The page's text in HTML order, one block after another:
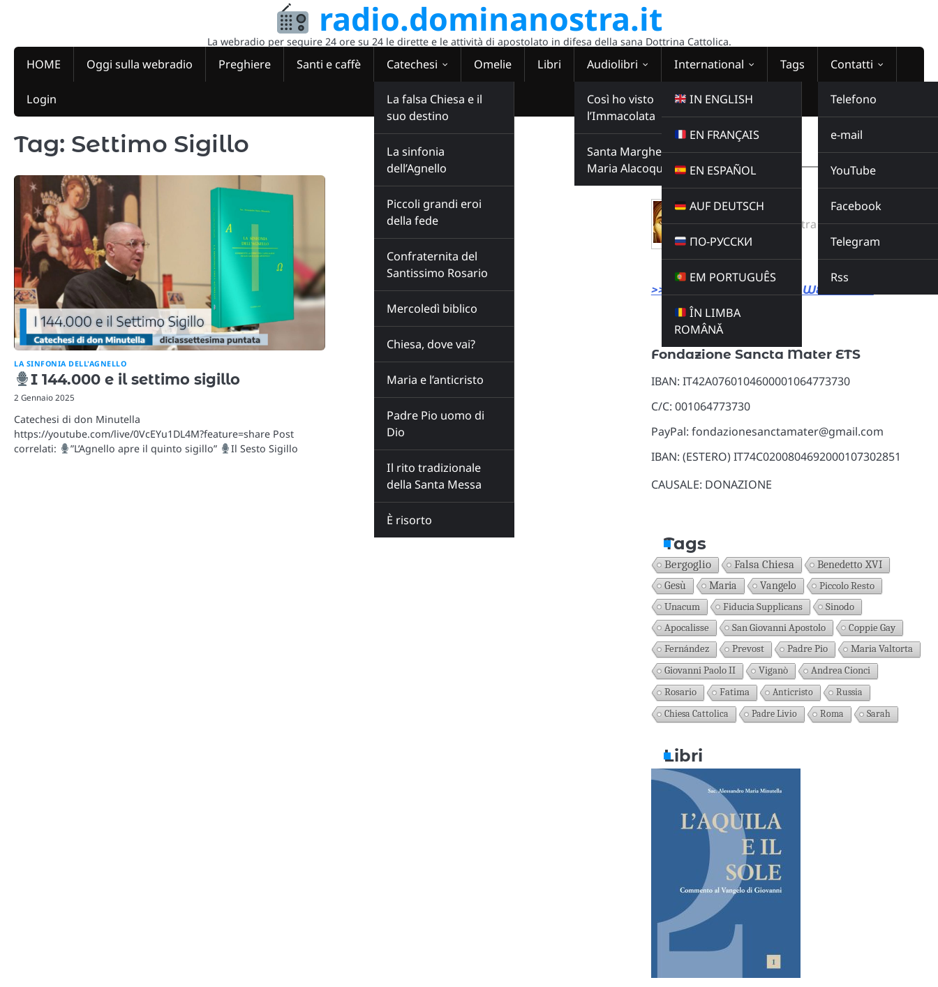
radio.dominanostra.it
La webradio per seguire 24 ore su 24 le dirette e le attività di apostolato in difesa della sana Dottrina Cattolica.
HOME Oggi sulla webradio Preghiere Santi e caffè Catechesi
La falsa Chiesa e il
suo destino
La sinfonia
dell’Agnello
Piccoli grandi eroi
della fede
Confraternita del
Santissimo Rosario
Mercoledì biblico
Chiesa, dove vai?
Maria e l’anticristo
Padre Pio uomo di
Dio
Il rito tradizionale
della Santa Messa
È risorto
Omelie Libri Audiolibri
Così ho visto
l’Immacolata
Santa Margherita
Maria Alacoque
International
IN ENGLISH
EN FRANÇAIS
EN ESPAÑOL
AUF DEUTSCH
ПО-РУССКИ
EM PORTUGUÊS
ÎN LIMBA
ROMÂNĂ
Tags Contatti
Telefono
e-mail
YouTube
Facebook
Telegram
Rss
Login
Tag: Settimo Sigillo
LA SINFONIA DELL'AGNELLO
I 144.000 e il settimo sigillo
2 Gennaio 2025
Catechesi di don Minutella
https://youtube.com/live/0VcEYu1DL4M?feature=share Post
correlati:
”L’Agnello apre il quinto sigillo” Il Sesto Sigillo
WEBRADIO
00:00:00
CUORE DI CRISTO
Radio Domina Nostra
MUSICA
Buy this album
>>> LINK DIRETTO ALLA WEBRADIO
Donazioni
Fondazione Sancta Mater ETS
IBAN: IT42A0760104600001064773730
C/C: 001064773730
PayPal: fondazionesanctamater@gmail.com
IBAN: (ESTERO) IT74C0200804692000107302851
CAUSALE: DONAZIONE
Tags
Bergoglio Falsa Chiesa Benedetto XVI
Gesù Maria Vangelo
Piccolo Resto
Unacum
Fiducia Supplicans
Sinodo
Apocalisse
San Giovanni Apostolo Coppie Gay
Fernández Prevost Padre Pio
Maria Valtorta
Giovanni Paolo II
Viganò
Andrea Cionci
Rosario
Fatima Anticristo
Russia
Chiesa Cattolica
Padre Livio Roma Sarah
Libri